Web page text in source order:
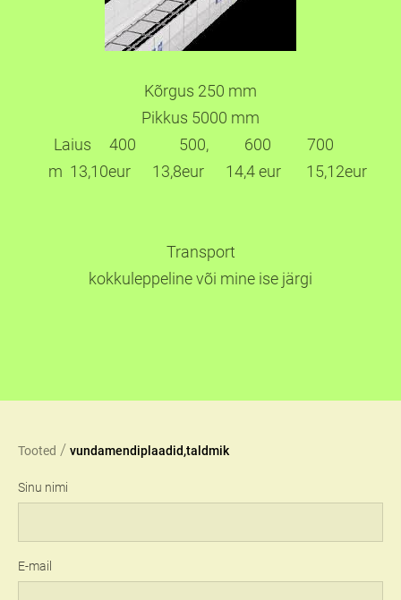
Kõrgus 250 mm
Pikkus 5000 mm
Laius 400 500, 600 700
m 13,10eur 13,8eur 14,4 eur 15,12eur
Transport
kokkuleppeline või mine ise järgi
Tooted / vundamendiplaadid,taldmik
Sinu nimi
E-mail